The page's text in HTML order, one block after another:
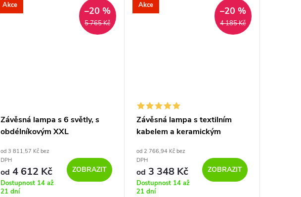
Akce
5 765 Kč
–20 %
Závěsná lampa s 6 světly, s
obdélníkovým XXL
textilním kabelem a kovovými
komponenty
od 3 811,57 Kč bez
DPH
od 4 612 Kč
Dostupnost 14 až
21 dní
ZOBRAZIT
Akce
4 185 Kč
–20 %
Závěsná lampa s textilním
kabelem a keramickým
od 2 766,94 Kč bez
DPH
od 3 348 Kč
Dostupnost 14 až
21 dní
ZOBRAZIT